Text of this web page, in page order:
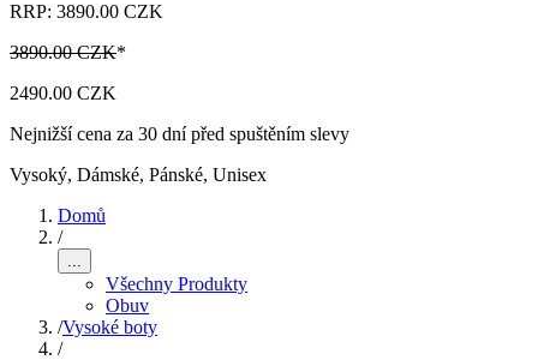
RRP: 3890.00 CZK
3890.00 CZK*
2490.00 CZK
Nejnižší cena za 30 dní před spuštěním slevy
Vysoký, Dámské, Pánské, Unisex
Domů
/
...
Všechny Produkty
Obuv
/Vysoké boty
/